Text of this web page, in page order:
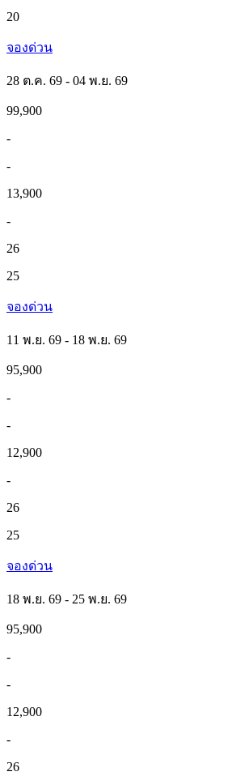
20
จองด่วน
28 ต.ค. 69 - 04 พ.ย. 69
99,900
-
-
13,900
-
26
25
จองด่วน
11 พ.ย. 69 - 18 พ.ย. 69
95,900
-
-
12,900
-
26
25
จองด่วน
18 พ.ย. 69 - 25 พ.ย. 69
95,900
-
-
12,900
-
26